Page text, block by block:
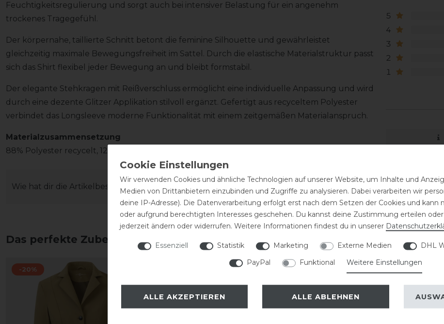
Feuchtigkeitsregulierung und sorgt auch bei intensiver Belastung für ein angenehm
trockenes Tragegefühl.
Der körpernahe, taillierte Schnitt betont die feminine Silhouette und gewährleistet
gleichzeitig maximale Bewegungsfreiheit im Sattel. Durch die elastische Materialstruktur passt
sich das Shirt flexibel jeder Bewegung an und bleibt formstabil.
Der elegante Stehkragen mit Reißverschluss ermöglicht eine individuelle Anpassung und wird
durch eine dezente Glitzer Applikation stilvoll ergänzt. Gefertigt aus recyceltem Polyester
verbindet das Longsleeve moderne Funktionalität mit einem zeitgemäßen Materialanspruch.
Materialzusammensetzung
88% Polyester recycelt, 12% Elasthan
Wie hat dir die Artikelbeschreibung gefallen?
5
4
3
2
1
Das perfekte Zubehör für dich
-20%
Wir verwenden Cookies und ähnliche Technologien auf unserer Website, um Inhalte und
Medien von Drittanbietern einzubinden und Zugriffe zu analysieren. Dabei verarbeiten wir
deine IP-Adresse). Die Datenverarbeitung erfolgt erst nach dem Setzen der Cookies und kann
oder aufgrund berechtigten Interesses geschehen. Du kannst deine Zustimmung erteilen
jederzeit ändern oder widerrufen. Weitere Informationen findest du in unserer
Essenziell Statistik Marketing Externe Medien
DHL
PayPal
Funktional Weitere Einstellungen
ALLE AKZEPTIEREN ALLE ABLEHNEN